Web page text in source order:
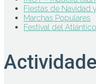
Fiestas de Navidad
Marchas Populares
Festival del